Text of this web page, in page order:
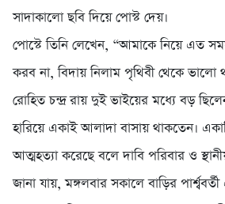
সাদাকালো ছবি দিয়ে পোস্ট দেয়।
পোস্টে তিনি লেখেন, “আমাকে নিয়ে এত
করব না, বিদায় নিলাম পৃথিবী থেকে ভালো
রোহিত চন্দ্র রায় দুই ভাইয়ের মধ্যে বড়
হারিয়ে একাই আলাদা বাসায় থাকতেন।
আত্মহত্যা করেছে বলে দাবি পরিবার ও
জানা যায়, মঙ্গলবার সকালে বাড়ির